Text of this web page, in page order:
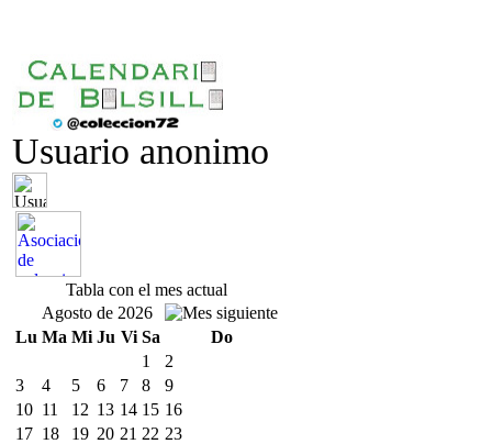
Usuario anonimo
Tabla con el mes actual
Agosto de 2026
Lu Ma Mi Ju Vi Sa
Do
1
2
3
4 5 6 7 8
9
10 11 12 13 14 15 16
17 18 19 20 21 22 23